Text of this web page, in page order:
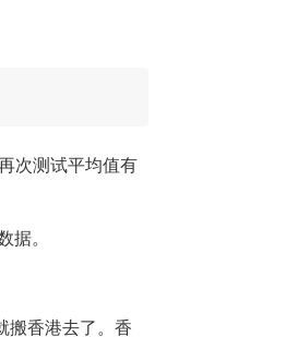
次测试平均值有
。
搬香港去了。香